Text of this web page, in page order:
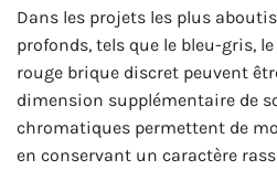
Dans les projets les plus
profonds, tels que le bleu-gris,
rouge brique discret peuvent
dimension supplémentaire de
chromatiques permettent de
en conservant un caractère